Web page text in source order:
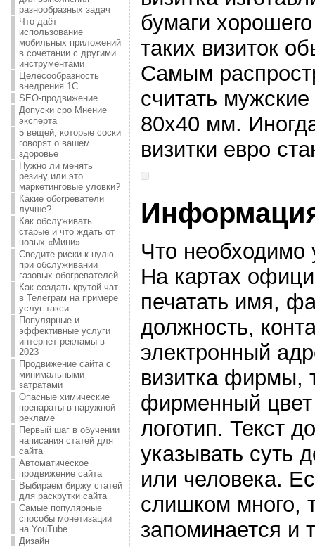
разнообразных задач
Что даёт
использование
мобильных приложений
в сочетании с другими
инструментами
Целесообразность
внедрения 1С
SEO-продвижение
Допуски сро Мнение
эксперта
5 вещей, которые соски
говорят о вашем
здоровье
Нужно ли менять
резину или это
маркетинговые уловки?
Какие обогреватели
лучше?
Как обслуживать
старые и что ждать от
новых «Мини»
Сведите риски к нулю
при обслуживании
газовых обогревателей
Как создать крутой чат
в Телеграм на примере
услуг такси
Популярные и
эффективные услуги
интернет рекламы в
2023
Продвижение сайта с
минимальными
затратами
Опасные химические
препараты в наружной
рекламе
Первый шаг в обучении
написания статей для
сайта
Автоматическое
продвижение сайта
Выбираем биржу статей
для раскрутки сайта
Самые популярные
способы монетизации
на YouTube
Дизайн
бумаги
таких визиток
Самым
считать
80х40 мм.
визитки евро
Что необходимо
На картах
печатать имя,
должность,
электронный
визитка фирмы,
фирменный цвет
логотип. Текст
указывать суть
или человека.
слишком много,
запоминается и